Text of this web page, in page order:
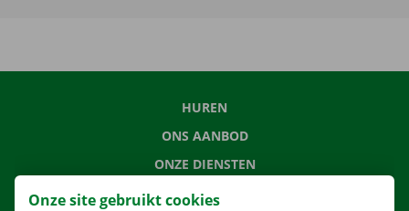
HUREN
ONS AANBOD
ONZE DIENSTEN
LOCATIES
Onze site gebruikt cookies